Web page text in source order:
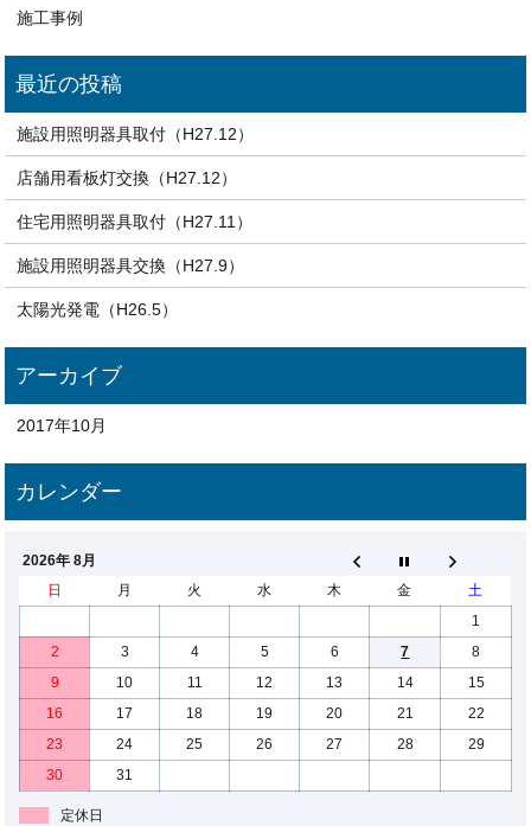
施工事例
施設用照明器具取付（H27.12）
店舗用看板灯交換（H27.12）
住宅用照明器具取付（H27.11）
施設用照明器具交換（H27.9）
太陽光発電（H26.5）
2017年10月
2026年 8月
日
月 火 水 木 金
土
1
2
3 4 5 6 7
8
9
10 11 12 13 14
15
16
17 18 19 20 21
22
23
24 25 26 27 28
29
30
31
定休日